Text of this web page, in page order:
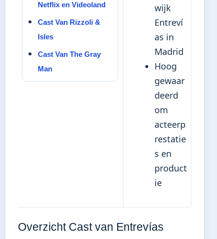
Netflix en Videoland
Cast Van Rizzoli &
Isles
Cast Van The Gray
Man
wijk
Entreví
as in
Madrid
Hoog
gewaar
deerd
om
acteerp
restatie
s en
product
ie
Overzicht Cast van Entrevías